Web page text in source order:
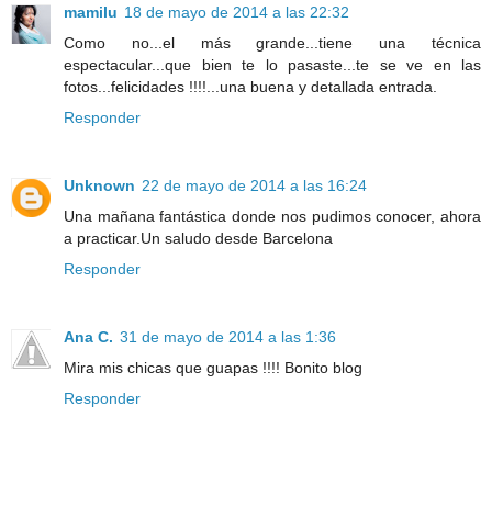
mamilu 18 de mayo de 2014 a las 22:32
Como no...el más grande...tiene una técnica
espectacular...que bien te lo pasaste...te se ve en las
fotos...felicidades !!!!...una buena y detallada entrada.
Responder
Unknown 22 de mayo de 2014 a las 16:24
Una mañana fantástica donde nos pudimos conocer, ahora
a practicar.Un saludo desde Barcelona
Responder
Ana C. 31 de mayo de 2014 a las 1:36
Mira mis chicas que guapas !!!! Bonito blog
Responder